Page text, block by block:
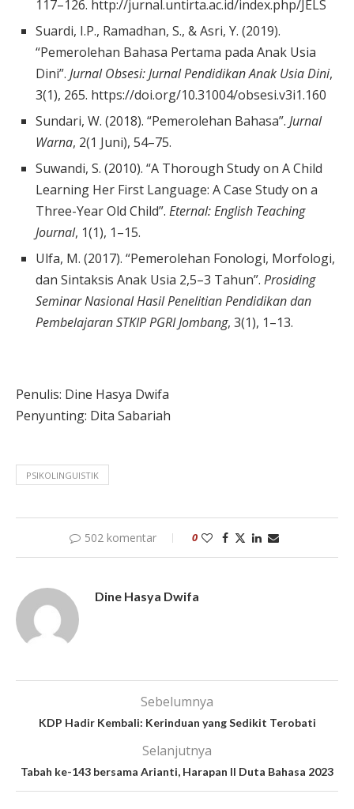
117–126. http://jurnal.untirta.ac.id/index.php/JELS
Suardi, I.P., Ramadhan, S., & Asri, Y. (2019).
“Pemerolehan Bahasa Pertama pada Anak Usia
Dini”. Jurnal Obsesi: Jurnal Pendidikan Anak Usia Dini,
3(1), 265. https://doi.org/10.31004/obsesi.v3i1.160
Sundari, W. (2018). “Pemerolehan Bahasa”. Jurnal
Warna, 2(1 Juni), 54–75.
Suwandi, S. (2010). “A Thorough Study on A Child
Learning Her First Language: A Case Study on a
Three-Year Old Child”. Eternal: English Teaching
Journal, 1(1), 1–15.
Ulfa, M. (2017). “Pemerolehan Fonologi, Morfologi,
dan Sintaksis Anak Usia 2,5–3 Tahun”. Prosiding
Seminar Nasional Hasil Penelitian Pendidikan dan
Pembelajaran STKIP PGRI Jombang, 3(1), 1–13.
Penulis: Dine Hasya Dwifa
Penyunting: Dita Sabariah
PSIKOLINGUISTIK
502 komentar 0
Dine Hasya Dwifa
Sebelumnya
KDP Hadir Kembali: Kerinduan yang Sedikit Terobati
Selanjutnya
Tabah ke-143 bersama Arianti, Harapan II Duta Bahasa 2023